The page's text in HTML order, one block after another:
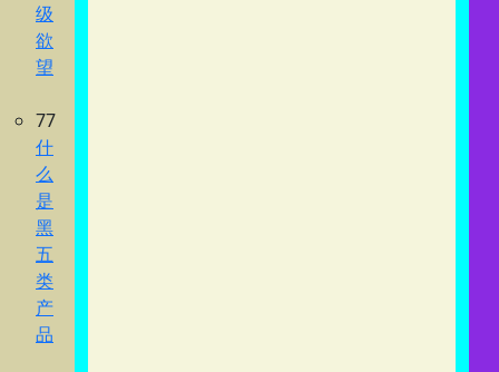
级
欲
望
77
什
么
是
黑
五
类
产
品